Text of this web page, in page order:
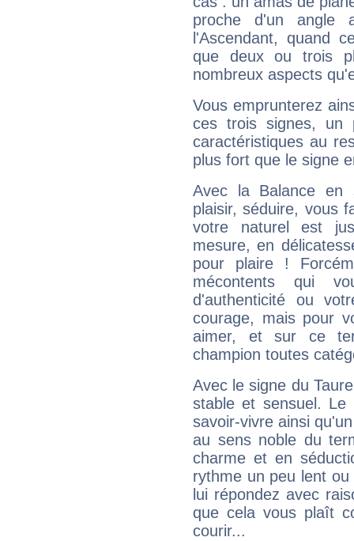
proche d'un
l'Ascendant, quand
que deux ou trois
nombreux aspects
Vous emprunterez
ces trois signes, un
caractéristiques au
plus fort que le signe
Avec la Balance en
plaisir, séduire, vous
votre naturel est
mesure, en
pour plaire !
mécontents qui
d'authenticité ou
courage, mais pour
aimer, et sur ce
champion toutes
Avec le signe du
stable et sensuel.
savoir-vivre ainsi
au sens noble du
charme et en
rythme un peu lent
lui répondez avec
que cela vous plaît
courir...